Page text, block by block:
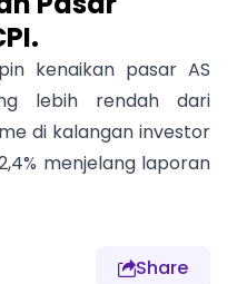
kenaikan pasar AS
lebih rendah dari
di kalangan investor
menjelang laporan
Share